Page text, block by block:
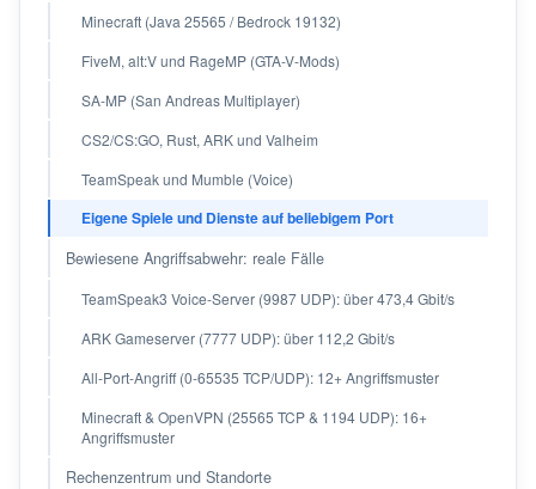
Minecraft (Java 25565 / Bedrock 19132)
FiveM, alt:V und RageMP (GTA-V-Mods)
SA-MP (San Andreas Multiplayer)
CS2/CS:GO, Rust, ARK und Valheim
TeamSpeak und Mumble (Voice)
Eigene Spiele und Dienste auf beliebigem Port
Bewiesene Angriffsabwehr: reale Fälle
TeamSpeak3 Voice-Server (9987 UDP): über 473,4 Gbit/s
ARK Gameserver (7777 UDP): über 112,2 Gbit/s
All-Port-Angriff (0-65535 TCP/UDP): 12+ Angriffsmuster
Minecraft & OpenVPN (25565 TCP & 1194 UDP): 16+
Angriffsmuster
Rechenzentrum und Standorte